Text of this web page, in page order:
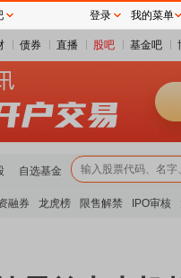
债券 直播 股吧 基金吧
自选基金
融券 龙虎榜 限售解禁 IPO审核
登录 我的菜单